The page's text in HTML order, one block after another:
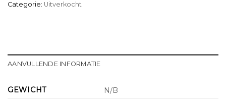
Categorie: Uitverkocht
AANVULLENDE INFORMATIE
GEWICHT N/B